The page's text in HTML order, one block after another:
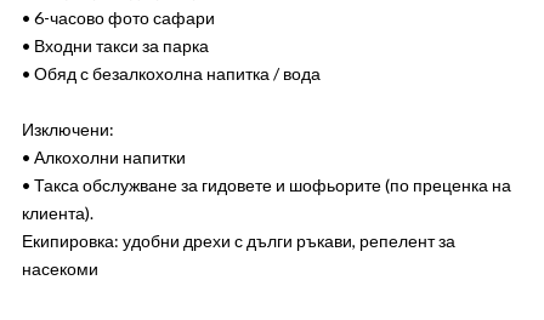
• 6-часово фото сафари
• Входни такси за парка
• Обяд с безалкохолна напитка / вода
Изключени:
• Алкохолни напитки
• Такса обслужване за гидовете и шофьорите (по преценка на
клиента).
Екипировка: удобни дрехи с дълги ръкави, репелент за
насекоми